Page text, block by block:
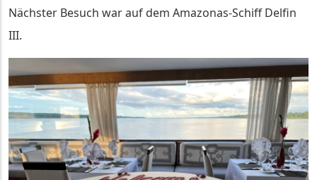
Nächster Besuch war auf dem Amazonas-Schiff Delfin
III.